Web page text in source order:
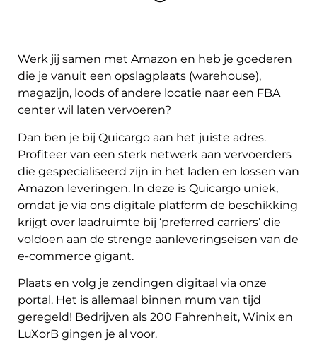
Werk jij samen met Amazon en heb je goederen
die je vanuit een opslagplaats (warehouse),
magazijn, loods of andere locatie naar een FBA
center wil laten vervoeren?
Dan ben je bij Quicargo aan het juiste adres.
Profiteer van een sterk netwerk aan vervoerders
die gespecialiseerd zijn in het laden en lossen van
Amazon leveringen. In deze is Quicargo uniek,
omdat je via ons digitale platform de beschikking
krijgt over laadruimte bij ‘preferred carriers’ die
voldoen aan de strenge aanleveringseisen van de
e-commerce gigant.
Plaats en volg je zendingen digitaal via onze
portal. Het is allemaal binnen mum van tijd
geregeld! Bedrijven als 200 Fahrenheit, Winix en
LuXorB gingen je al voor.